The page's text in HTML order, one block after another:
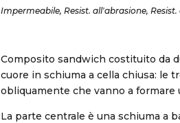
Impermeabile, Resist. all'abrasione,
Composito sandwich costituito da
cuore in schiuma a cella chiusa: le
obliquamente che vanno a
La parte centrale è una schiuma a